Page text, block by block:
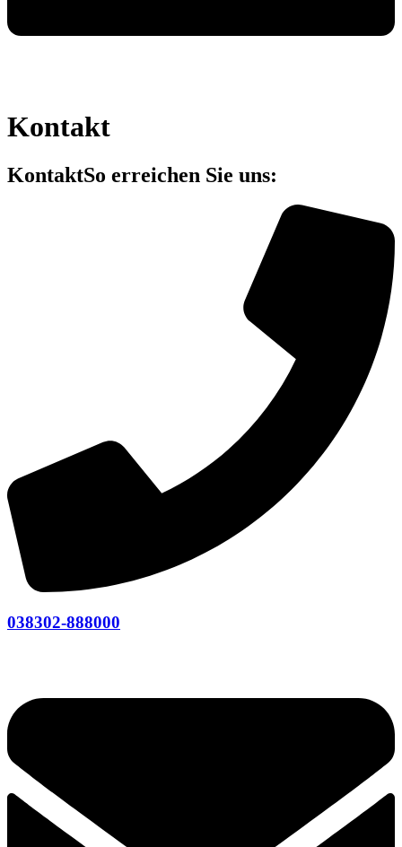
Kontakt
KontaktSo erreichen Sie uns:
038302-888000